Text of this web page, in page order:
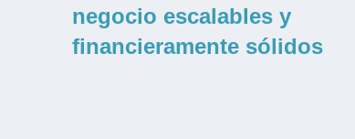
negocio escalables y
financieramente sólidos